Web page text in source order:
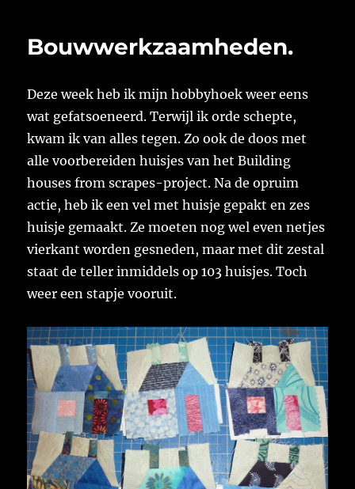
Bouwwerkzaamheden.
Deze week heb ik mijn hobbyhoek weer eens
wat gefatsoeneerd. Terwijl ik orde schepte,
kwam ik van alles tegen. Zo ook de doos met
alle voorbereiden huisjes van het Building
houses from scrapes-project. Na de opruim
actie, heb ik een vel met huisje gepakt en zes
huisje gemaakt. Ze moeten nog wel even netjes
vierkant worden gesneden, maar met dit zestal
staat de teller inmiddels op 103 huisjes. Toch
weer een stapje vooruit.